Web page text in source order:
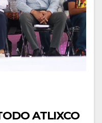
ATLIXCO